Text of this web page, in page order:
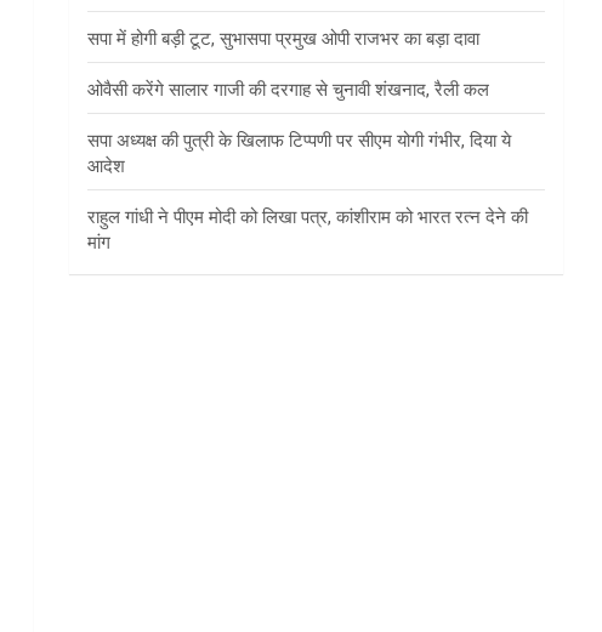
सपा में होगी बड़ी टूट, सुभासपा प्रमुख ओपी राजभर का बड़ा दावा
ओवैसी करेंगे सालार गाजी की दरगाह से चुनावी शंखनाद, रैली कल
सपा अध्यक्ष की पुत्री के खिलाफ टिप्पणी पर सीएम योगी गंभीर, दिया ये
आदेश
राहुल गांधी ने पीएम मोदी को लिखा पत्र, कांशीराम को भारत रत्न देने की
मांग